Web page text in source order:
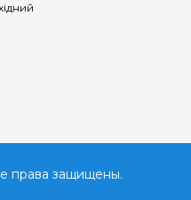
права защищены.